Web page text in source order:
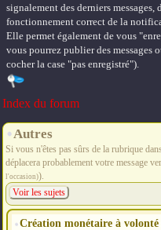
signalement des derniers messages,
fonctionnement correct de la
Elle permet également de vous
vous pourrez publier des messages
cocher la case "pas enregistré").
Index du forum
Autres
Si vous n'êtes pas sûrs de la rubrique
déplacera probablement votre message
l'occasion)).
Voir les sujets
Création monétaire à volonté